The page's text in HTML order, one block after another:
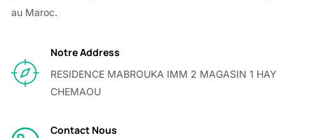
au Maroc.
Notre Address
RESIDENCE MABROUKA IMM 2 MAGASIN 1 HAY
CHEMAOU
Contact Nous